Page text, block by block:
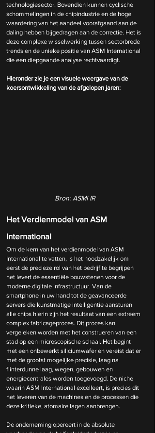
technologiesector. Bovendien kunnen cyclische
schommelingen in de chipindustrie en de hoge
waardering van het aandeel voorafgaand aan de
daling hebben bijgedragen aan de correctie. Het is
deze complexe wisselwerking tussen sectorbrede
trends en de unieke positie van ASM International
die een diepgaande analyse rechtvaardigt.
Hieronder zie je een visuele weergave van de
koersontwikkeling van de afgelopen jaren:
Bron: ASMI IR
Het Verdienmodel van ASM
International
Om de kern van het verdienmodel van ASM
International te vatten, is het noodzakelijk om
eerst de precieze rol van het bedrijf te begrijpen
het levert de essentiële bouwstenen voor de
moderne digitale infrastructuur. Van de
smartphone in uw hand tot de geavanceerde
servers die kunstmatige intelligentie aansturen
alle chips hierin zijn het resultaat van een extreem
complex fabricageproces. Dit proces kan
vergeleken worden met het construeren van een
stad op een microscopische schaal. Het begint
met een onbewerkt siliciumwafer en vereist dat er
met de grootst mogelijke precisie, laag na
flinterdunne laag, wegen, gebouwen en
energiecentrales worden toegevoegd. De niche
waarin ASM International excelleert, is precies dit
het leveren van de machines en de processen die
deze kritieke, atomaire lagen aanbrengen.
De onderneming opereert in de absolute